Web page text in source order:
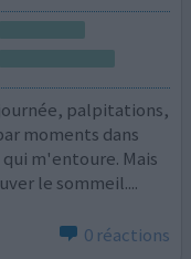
palpitations,
moments dans
m'entoure. Mais
le sommeil....
0 réactions